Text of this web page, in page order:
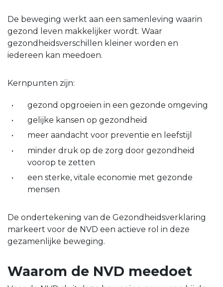
De beweging werkt aan een samenleving waarin
gezond leven makkelijker wordt. Waar
gezondheidsverschillen kleiner worden en
iedereen kan meedoen.
Kernpunten zijn:
gezond opgroeien in een gezonde omgeving
gelijke kansen op gezondheid
meer aandacht voor preventie en leefstijl
minder druk op de zorg door gezondheid
voorop te zetten
een sterke, vitale economie met gezonde
mensen
De ondertekening van de Gezondheidsverklaring
markeert voor de NVD een actieve rol in deze
gezamenlijke beweging.
Waarom de NVD meedoet